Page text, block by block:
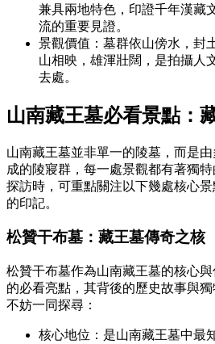
兼具兩地特色，印證千年漢藏
流的重要見證。
景觀價值：墓群依山傍水，封
山相映，雄渾壯闊，是拍攝人
去處。
山南藏王墓必看景點：
山南藏王墓並非單一的陵墓，而是
成的陵寢群，每一處景觀都有著獨
探訪時，可重點關注以下幾處核心
的印記。
松贊干布墓：藏王墓傳奇之核
松贊干布墓作為山南藏王墓的核心
的必看亮點，其背後的歷史故事與獨
不妨一同探尋：
核心地位：是山南藏王墓中最